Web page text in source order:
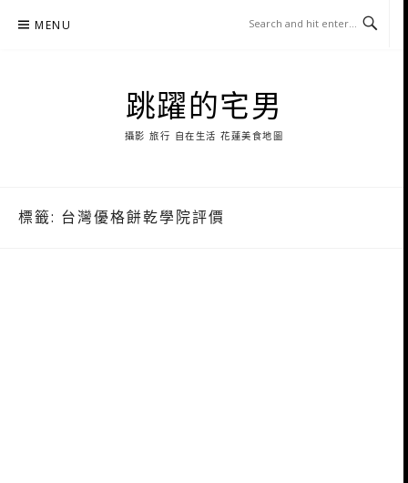
MENU
跳躍的宅男
攝影 旅行 自在生活 花蓮美食地圖
標籤: 台灣優格餅乾學院評價